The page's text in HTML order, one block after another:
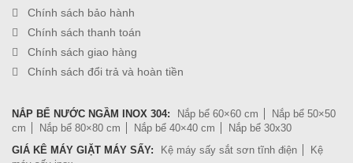
Chính sách bảo hành
Chính sách thanh toán
Chính sách giao hàng
Chính sách đổi trả và hoàn tiền
NẮP BỂ NƯỚC NGẦM INOX 304: Nắp bể 60×60 cm
Nắp bể 50×50
cm
Nắp bể 80×80 cm Nắp bể 40×40 cm
Nắp bể 30x30
GIÁ KÊ MÁY GIẶT MÁY SẤY:
Kệ máy sấy sắt sơn tĩnh điện
Kệ